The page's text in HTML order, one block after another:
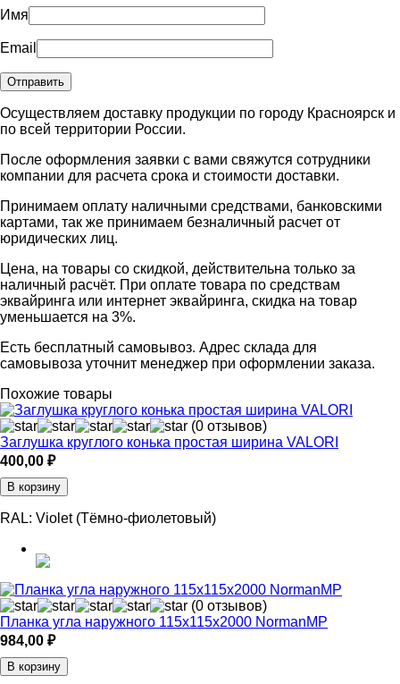
Имя
Email
Осуществляем доставку продукции по городу Красноярск и
по всей территории России.
После оформления заявки с вами свяжутся сотрудники
компании для расчета срока и стоимости доставки.
Принимаем оплату наличными средствами, банковскими
картами, так же принимаем безналичный расчет от
юридических лиц.
Цена, на товары со скидкой, действительна только за
наличный расчёт. При оплате товара по средствам
эквайринга или интернет эквайринга, скидка на товар
уменьшается на 3%.
Есть бесплатный самовывоз. Адрес склада для
самовывоза уточнит менеджер при оформлении заказа.
Похожие товары
(0 отзывов)
Заглушка круглого конька простая ширина VALORI
400,00 ₽
В корзину
RAL: Violet (Тёмно-фиолетовый)
(0 отзывов)
Планка угла наружного 115х115х2000 NormanMP
984,00 ₽
В корзину